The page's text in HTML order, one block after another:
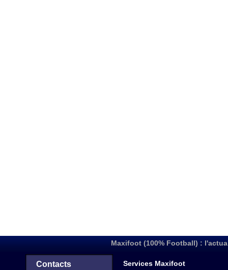
Maxifoot (100% Football) :
Contacts Services Maxifoot